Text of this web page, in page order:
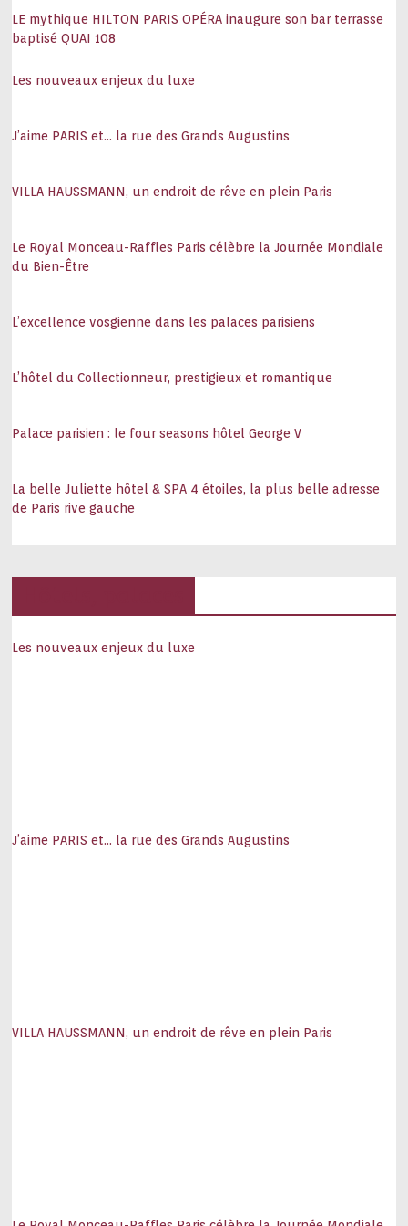
LE mythique HILTON PARIS OPÉRA inaugure son bar terrasse
baptisé QUAI 108
Les nouveaux enjeux du luxe
J’aime PARIS et… la rue des Grands Augustins
VILLA HAUSSMANN, un endroit de rêve en plein Paris
Le Royal Monceau-Raffles Paris célèbre la Journée Mondiale
du Bien-Être
L’excellence vosgienne dans les palaces parisiens
L’hôtel du Collectionneur, prestigieux et romantique
Palace parisien : le four seasons hôtel George V
La belle Juliette hôtel & SPA 4 étoiles, la plus belle adresse
de Paris rive gauche
Les nouveaux enjeux du luxe
J’aime PARIS et… la rue des Grands Augustins
VILLA HAUSSMANN, un endroit de rêve en plein Paris